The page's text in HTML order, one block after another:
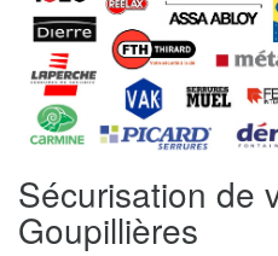
Sécurisation de
Goupillières